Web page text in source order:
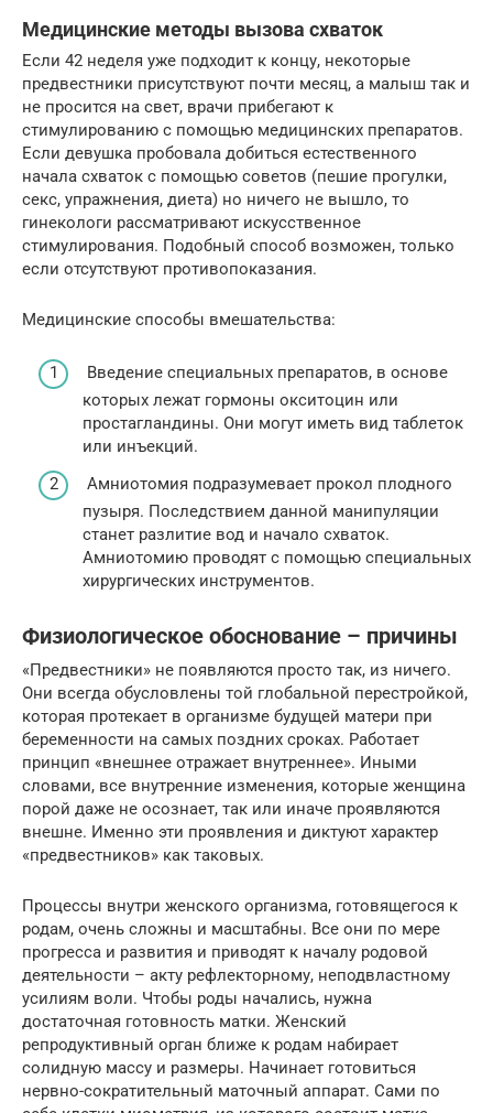
Медицинские методы вызова схваток
Если 42 неделя уже подходит к концу, некоторые
предвестники присутствуют почти месяц, а малыш так и
не просится на свет, врачи прибегают к
стимулированию с помощью медицинских препаратов.
Если девушка пробовала добиться естественного
начала схваток с помощью советов (пешие прогулки,
секс, упражнения, диета) но ничего не вышло, то
гинекологи рассматривают искусственное
стимулирования. Подобный способ возможен, только
если отсутствуют противопоказания.
Медицинские способы вмешательства:
Введение специальных препаратов, в основе
которых лежат гормоны окситоцин или
простагландины. Они могут иметь вид таблеток
или инъекций.
Амниотомия подразумевает прокол плодного
пузыря. Последствием данной манипуляции
станет разлитие вод и начало схваток.
Амниотомию проводят с помощью специальных
хирургических инструментов.
Физиологическое обоснование – причины
«Предвестники» не появляются просто так, из ничего.
Они всегда обусловлены той глобальной перестройкой,
которая протекает в организме будущей матери при
беременности на самых поздних сроках. Работает
принцип «внешнее отражает внутреннее». Иными
словами, все внутренние изменения, которые женщина
порой даже не осознает, так или иначе проявляются
внешне. Именно эти проявления и диктуют характер
«предвестников» как таковых.
Процессы внутри женского организма, готовящегося к
родам, очень сложны и масштабны. Все они по мере
прогресса и развития и приводят к началу родовой
деятельности – акту рефлекторному, неподвластному
усилиям воли. Чтобы роды начались, нужна
достаточная готовность матки. Женский
репродуктивный орган ближе к родам набирает
солидную массу и размеры. Начинает готовиться
нервно-сократительный маточный аппарат. Сами по